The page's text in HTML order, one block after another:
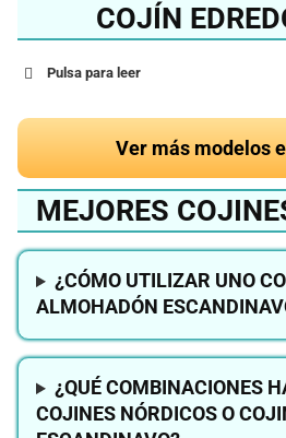
COJÍN
Pulsa para leer
Ver más modelos
MEJORES
¿CÓMO UTILIZAR UNO
ALMOHADÓN
¿QUÉ COMBINACIONES
COJINES NÓRDICOS O